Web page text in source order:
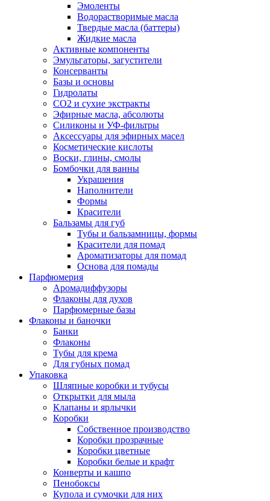
Эмоленты
Водорастворимые масла
Твердые масла (баттеры)
Жидкие масла
Активные компоненты
Эмульгаторы, загустители
Консерванты
Базы и основы
Гидролаты
СО2 и сухие экстракты
Эфирные масла, абсолюты
Силиконы и УФ-фильтры
Аксессуары для эфирных масел
Косметические кислоты
Воски, глины, смолы
Бомбочки для ванны
Украшения
Наполнители
Формы
Красители
Бальзамы для губ
Тубы и бальзамницы, формы
Красители для помад
Ароматизаторы для помад
Основа для помады
Парфюмерия
Аромадиффузоры
Флаконы для духов
Парфюмерные базы
Флаконы и баночки
Банки
Флаконы
Тубы для крема
Для губных помад
Упаковка
Шляпные коробки и тубусы
Открытки для мыла
Клапаны и ярлычки
Коробки
Собственное производство
Коробки прозрачные
Коробки цветные
Коробки белые и крафт
Конверты и кашпо
Пенобоксы
Купола и сумочки для них